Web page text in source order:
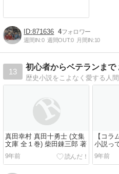
871636 4
週間IN:0 週間OUT:0 月間IN:10
13
初心者からベテランま
真田幸村 真田十勇士 (文集
文庫 全１巻) 柴田錬三郎 著
9年前
【コラ
小説っ
9年前